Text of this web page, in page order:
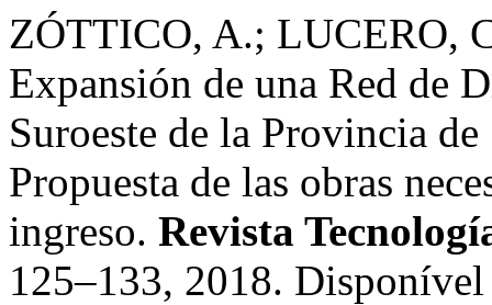
ZÓTTICO, A.; LUCERO,
Expansión de una Red de
Suroeste de la Provincia
Propuesta de las obras
ingreso. Revista
125–133, 2018.